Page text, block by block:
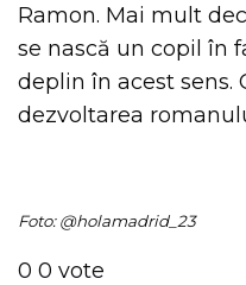
Ramon. Mai mult
se nască un copil în
deplin în acest
dezvoltarea
Foto: @holamadrid_23
0 0 vote